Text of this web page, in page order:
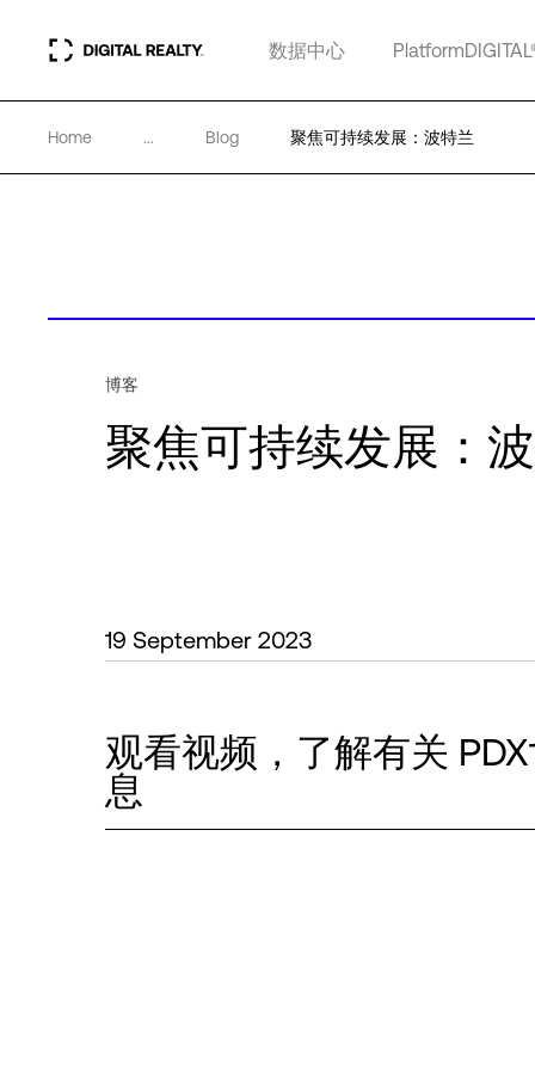
数据中心
Home ... Blog 聚焦可持续发展：波特兰
博客
聚焦可持续发展：
19 September 2023
观看视频，了解有关
息